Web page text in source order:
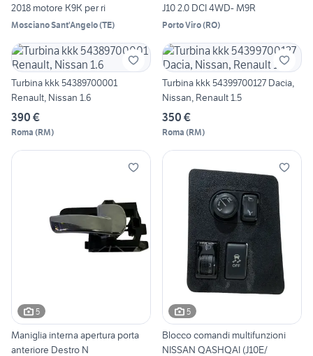
2018 motore K9K per ri
Mosciano Sant'Angelo(TE)
J10 2.0 DCI 4WD- M9R
Porto Viro(RO)
Turbina kkk 54389700001
Renault, Nissan 1.6
390 €
Roma (RM)
Turbina kkk 54399700127 Dacia,
Nissan, Renault 1.5
350 €
Roma (RM)
5
Maniglia interna apertura porta
anteriore Destro N
5
Blocco comandi multifunzioni
NISSAN QASHQAI (J10E/